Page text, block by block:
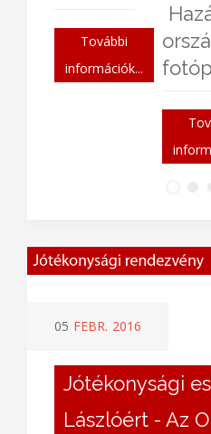
További
információk...
05 FEBR. 2016
Jótékonysági
Lászlóért - Az